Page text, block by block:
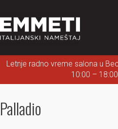
Letnje radno vreme salona u
10:00 –
Palladio